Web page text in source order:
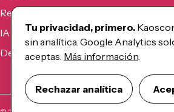
Recursos
IA
Desarrollo
Tu privacidad, primero.
sin analítica. Google Analytics
aceptas. Más información.
Rechazar analítica